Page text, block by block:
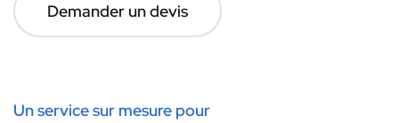
Demander un devis
Un service sur mesure pour